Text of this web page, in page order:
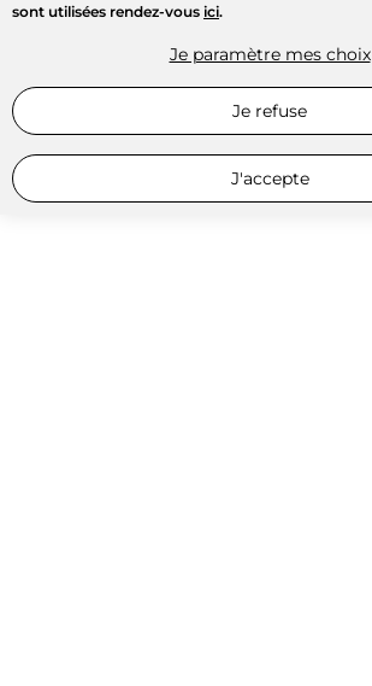
sont utilisées rendez-vous ici.
Je paramètre mes choix
Je refuse
J'accepte